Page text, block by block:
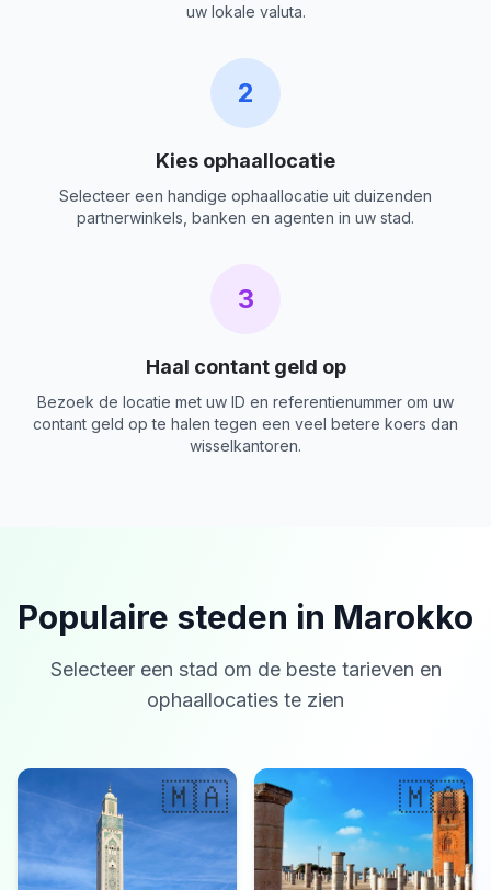
uw lokale valuta.
2
Kies ophaallocatie
Selecteer een handige ophaallocatie uit duizenden
partnerwinkels, banken en agenten in uw stad.
3
Haal contant geld op
Bezoek de locatie met uw ID en referentienummer om uw
contant geld op te halen tegen een veel betere koers dan
wisselkantoren.
Populaire steden in Marokko
Selecteer een stad om de beste tarieven en
ophaallocaties te zien
🇲🇦 🇲🇦